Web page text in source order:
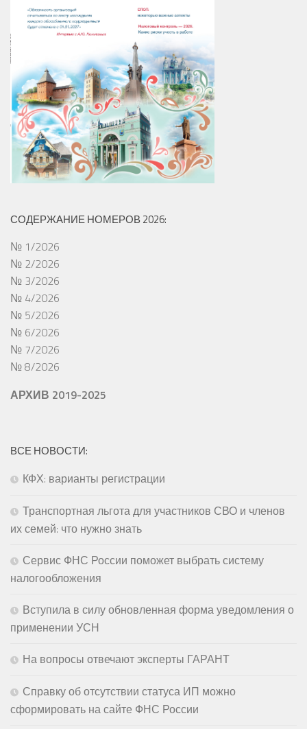
СОДЕРЖАНИЕ НОМЕРОВ 2026:
№ 1/2026
№ 2/2026
№ 3/2026
№ 4/2026
№ 5/2026
№ 6/2026
№ 7/2026
№ 8/2026
АРХИВ 2019-2025
ВСЕ НОВОСТИ:
КФХ: варианты регистрации
Транспортная льгота для участников СВО и членов
их семей: что нужно знать
Сервис ФНС России поможет выбрать систему
налогообложения
Вступила в силу обновленная форма уведомления о
применении УСН
На вопросы отвечают эксперты ГАРАНТ
Справку об отсутствии статуса ИП можно
сформировать на сайте ФНС России